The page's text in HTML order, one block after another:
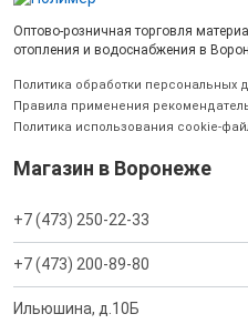
Оптово-розничная торговля
отопления и водоснабжения в
Политика обработки персональных
Правила применения
Политика использования cookie-
Магазин в Воронеже
+7 (473) 250-22-33
+7 (473) 200-89-80
Ильюшина, д.10Б